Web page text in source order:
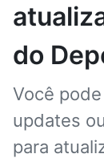
do
Você
updates
para